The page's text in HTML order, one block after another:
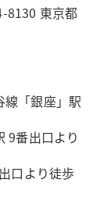
8130 東京都
「銀座」駅
​9番出口より​
口より​徒歩